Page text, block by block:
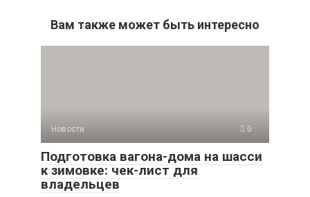
Вам также может быть интересно
Новости 0
Подготовка вагона-дома на шасси
к зимовке: чек-лист для
владельцев